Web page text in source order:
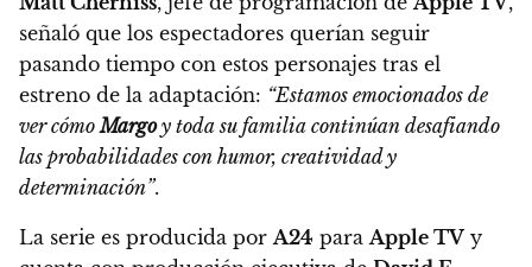
señaló que los espectadores querían seguir
pasando tiempo con estos personajes tras el
estreno de la adaptación: “Estamos emocionados de
ver cómoMargoy toda su familia continúan desafiando
las probabilidades con humor, creatividad y
determinación”.
La serie es producida por A24 para Apple TVy